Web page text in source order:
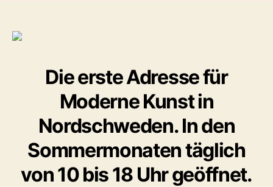
Die erste Adresse für
Moderne Kunst in
Nordschweden. In den
Sommermonaten täglich
von 10 bis 18 Uhr geöffnet.